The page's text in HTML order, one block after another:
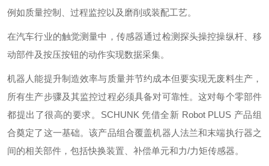
例如质量控制、过程监控以及磨削或装配工艺。
在汽车行业的触觉测量中，传感器通过检测探头操控操纵杆、移
动部件及按压按钮的动作实现数据采集。
机器人能提升制造效率与质量并节约成本但要实现无废料生产，
所有生产步骤及其监控过程必须具备对可靠性。这对每个零部件
都提出了很高的要求。SCHUNK 凭借全新 Robot PLUS 产品组
合奠定了这一基础。该产品组合覆盖机器人法兰和末端执行器之
间的相关部件，包括快换装置、补偿单元和力/力矩传感器。